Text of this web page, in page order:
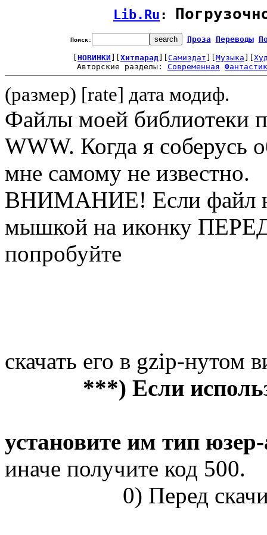
Lib.Ru :
Поиск: Проза Переводы
НОВИНКИ Хитпарад Самиздат Музыка
Авторские разделы: Современная
(размер) [rate] дата модиф.
Файлы моей библиотеки
WWW. Когда я соберусь
мне самому не известно.
ВНИМАНИЕ! Если файл
мышкой на иконку
попробуйте
скачать его в gzip-нутом
***) Если
установите им тип
иначе получите код 500.
0) Перед